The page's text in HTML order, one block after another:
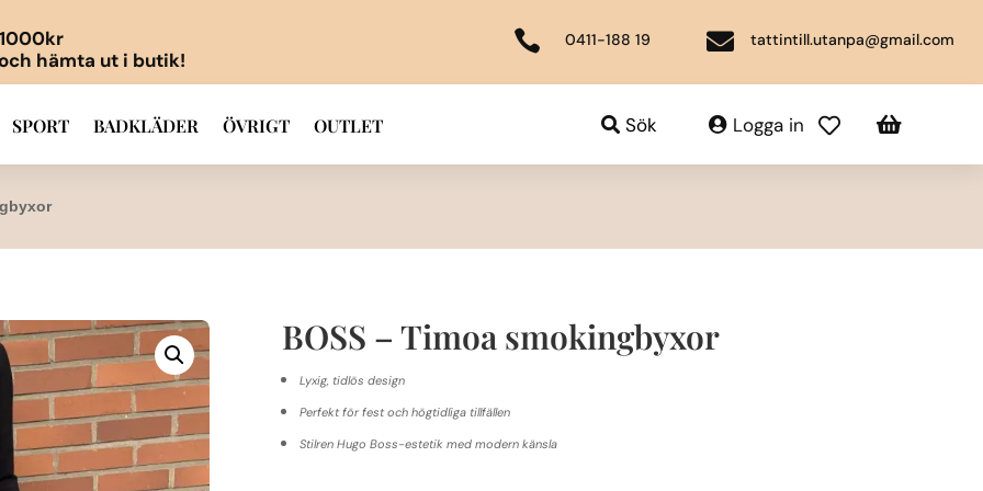
hämta ut i butik!
 0411-188 19  tattintill.utanpa@gmail.com
SPORT BADKLÄDER ÖVRIGT OUTLET  
Logga in
Sök
BOSS – Timoa smokingbyxor
Lyxig, tidlös design
Perfekt för fest och högtidliga tillfällen
Stilren Hugo Boss-estetik med modern känsla